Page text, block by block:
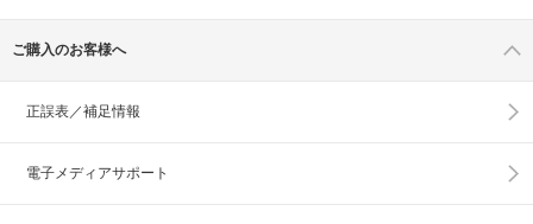
ご購入のお客様へ
正誤表／補足情報
電子メディアサポート